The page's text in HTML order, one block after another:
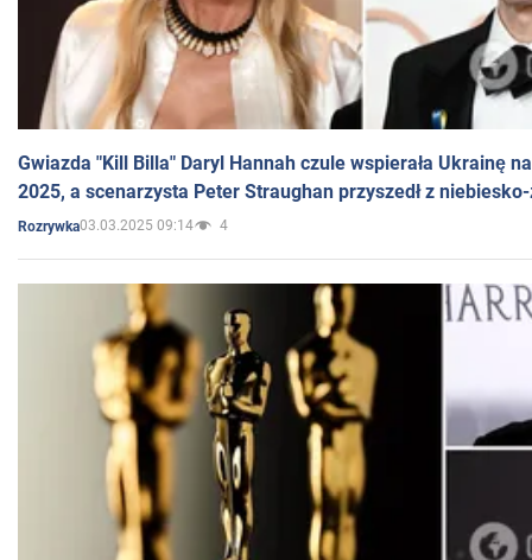
Gwiazda "Kill Billa" Daryl Hannah czule wspierała Ukrainę
2025, a scenarzysta Peter Straughan przyszedł z
Rozrywka03.03.2025 09:14 4